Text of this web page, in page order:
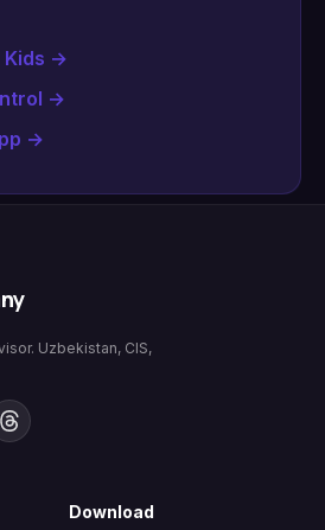
→
→
→
Uzbekistan, CIS,
Download